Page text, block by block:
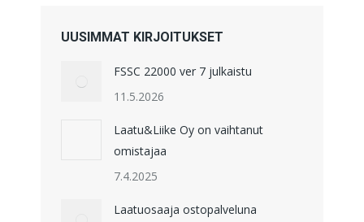
UUSIMMAT KIRJOITUKSET
FSSC 22000 ver 7 julkaistu
11.5.2026
Laatu&Liike Oy on vaihtanut
omistajaa
7.4.2025
Laatuosaaja ostopalveluna